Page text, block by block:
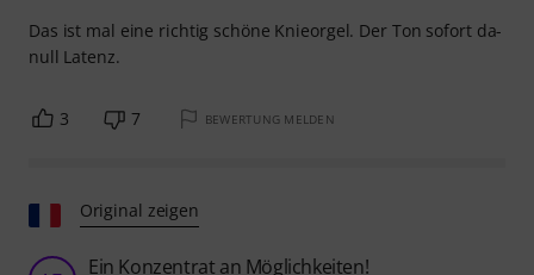
Das ist mal eine richtig schöne Knieorgel. Der Ton sofort da-
null Latenz.
3 7 BEWERTUNG MELDEN
Original zeigen
Ein Konzentrat an Möglichkeiten!